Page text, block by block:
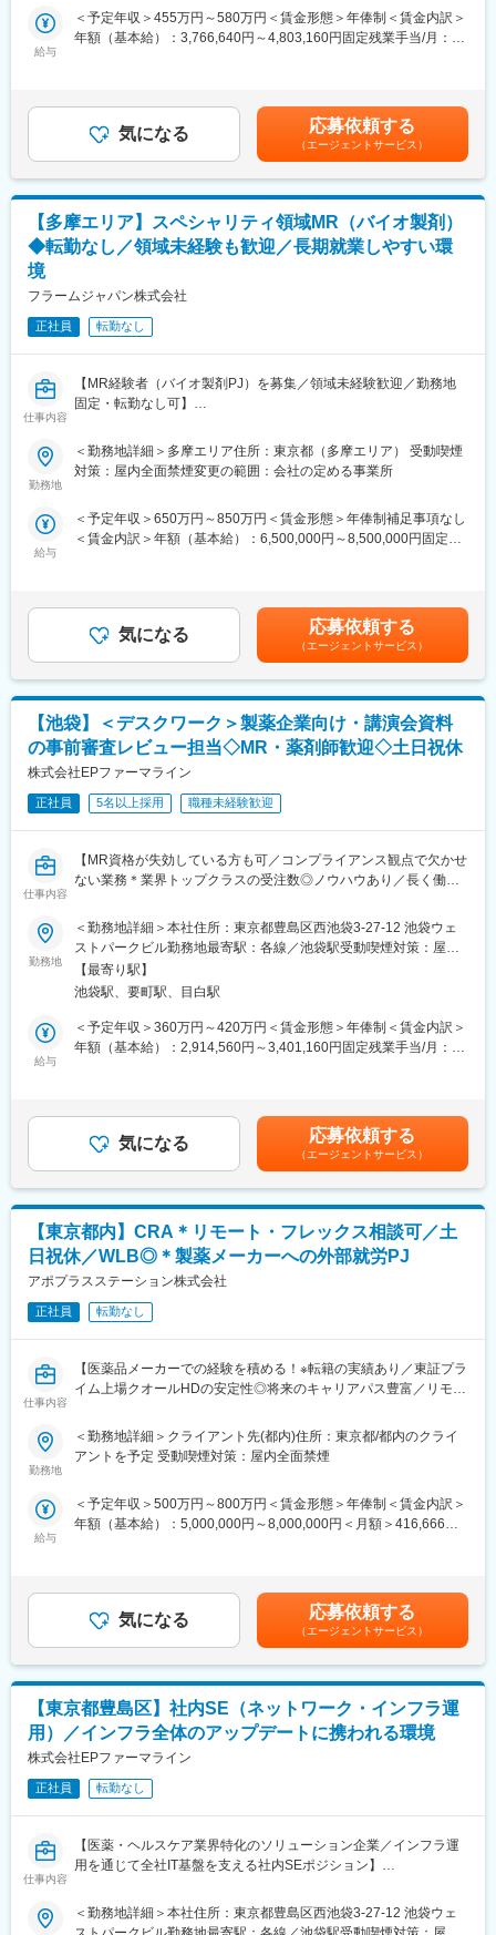
■社内認定資格制度
製薬企業での開発パイプラインの変化にともない、当社において
高く、これに応えるべく専門性の高い人財を育成するための社内
認定資格制度を設けています。現在はオンコロジー分野で「血液
がん」と「固形がん」の2つのコースが展開されています。
文書や文献、FAQを活用しながら、医薬品使用における最新情報
を回答します。
└1日あたり10～15件程度対応
└対応後、問い合わせ内容や回答内容をシステムへインプット
し、対応記録を作成
・医療機器の使用方法について
・使用期限の確認
カーの窓口を担当します。
■入社後のサポート：
・一般的な薬学知識と電話応対スキルを中心に学びます。
・薬学に関する資料の読み方や、電話の取り方、声のトーン、話
（2）製品研修
りスキルを磨いていきます。
・最初は、先輩社員が一緒に電話対応を聞いてくれるので、安心
して対応することができます。また、わからないことは、上司や
周りのメンバーが常にサポートしてくれるので、一人で抱えるこ
■働き方：
・残業5h程度
・勤務時間：17時～翌朝10時
※必ず翌日以降（最短でも翌日の17:00～）の勤務となります
・毎月15日までに希望日程を出していただき、その月の20日以降
に翌月のシフト表を配布する流れで決まります。基本的に希望を
くことが多いです。
変更の範囲：会社の定める業務
給与
＜予定年収＞455万円～580万円＜賃金形態＞年俸制＜賃金内訳＞
年額（基本給）：3,766,640円～4,803,160円固定残業手当/月：
補足＞■昇給：あり（年1回の評価制度による）■※年俸以外に決算
賞与が年１回支給あり賃金はあくまでも目安の金額であり、選考
を通じて上下する可能性があります。月給(月額)は固定手当を含め
た表記です。
気になる 応募依頼する
（エージェントサービス）
【多摩エリア】スペシャリティ領域MR（バイオ製剤）
◆転勤なし／領域未経験も歓迎／長期就業しやすい環
境
フラームジャパン株式会社
正社員 転勤なし
仕事内容
【MR経験者（バイオ製剤PJ）を募集／領域未経験歓迎／勤務地
固定・転勤なし可】
【はじめに】
今回は、希少疾患領域（バイオ製剤）を担当いただくMRを募集し
ます。
【業務内容】
MR業務全般（新薬投入時の営業サポート等）を担当します。
各製薬企業の戦略にしたがい、上記の業務に取り組み、しっかり
とクライアントとの信頼関係を築いていきます。
【CSO所属のMRとは】
医薬品・医療機器メーカーなどから依頼を受け、クライアントの
営業活動を受託する企業のことです。
正社員のMRとして働きながら、経験次第でメーカー側への転籍の
チャンスもございます◎
【魅力ポイント】
■ワークライフバランスを整えやすい環境◎：
す。また女性も多く活躍しており、産休育休取得や復帰実績も非
常に高く、ライフイベントにも理解があるため、長期就業しやす
い環境です。
■キャリアパス：
MRとしての経験を積んだ後のキャリアパスとしましては、「別の
プロジェクトに参加して、幅広く経験値を高める」「プロジェク
【研修体制】
「MR導入研修」を入社後1週間～2ヶ月間は実施します。営業ス
キルや専門知識をMR育成経験の豊富なトレーナーから学び、基礎
プログラム」を現場に配属されてからも、試験の合格までしっか
りとサポートします。
変更の範囲：会社の定める業務
勤務地
＜勤務地詳細＞多摩エリア住所：東京都（多摩エリア） 受動喫煙
対策：屋内全面禁煙変更の範囲：会社の定める事業所
給与
＜予定年収＞650万円～850万円＜賃金形態＞年俸制補足事項なし
＜賃金内訳＞年額（基本給）：6,500,000円～8,500,000円固定残
残業手当＞有＜給与補足＞※給与詳細は経験・能力・資格等を踏ま
えて同社規定により決定■昇給：年1回賃金はあくまでも目安の金
額であり、選考を通じて上下する可能性があります。月給(月額)は
固定手当を含めた表記です。
気になる 応募依頼する
（エージェントサービス）
【池袋】＜デスクワーク＞製薬企業向け・講演会資料
の事前審査レビュー担当◇MR・薬剤師歓迎◇土日祝休
株式会社EPファーマライン
正社員 5名以上採用 職種未経験歓迎
仕事内容
【MR資格が失効している方も可／コンプライアンス観点で欠かせ
ない業務＊業界トップクラスの受注数◎ノウハウあり／長く働け
■職務内容：
◎製薬会社が主催もしくは共催する、医療用医薬品に関する講演
会における演者（医師など）の発表用資料について、プロモーシ
ョンコード等の倫理規定を遵守した内容となっているか、厳正に
レビュー（＝審査）する業務です。
◎クライアントである製薬企業から依頼を受け、レビュー担当者
が第三者の立場から公平公正に審査をしていきます。
製薬会社が、自社製品のプロモーション活動（情報の提供・収
集・伝達活動すべてを含んだ総称）を行う際に、守るべき行動基
準を示したもの。
施していましたが、コンプライアンスの観点から、現在では外部
委託が主流となってきています。
当社は、スライド審査のアウトソーサー先駆者であり、業界トッ
プクラスの受注数を誇り、幅広い領域に対応しております。
す。
・残業時間：20h以内
・土日祝休み／年間休日125日
・産前産後休業取得率：100％（2024年度）
当社は、EPSグループの一員として、医薬品・医療・医療機器・
ヘルスケア業界に特化し、「DIサービス -コンタクトセンターサー
ビス-」「BPOサービス」「医療機器サポートサービス」「マルチ
えできるソリューションを開発・提供しています。
変更の範囲：会社の定める業務
勤務地
＜勤務地詳細＞本社住所：東京都豊島区西池袋3-27-12 池袋ウェ
ストパークビル勤務地最寄駅：各線／池袋駅受動喫煙対策：屋内
全面禁煙変更の範囲：会社の定める事業所
【最寄り駅】
池袋駅、要町駅、目白駅
給与
＜予定年収＞360万円～420万円＜賃金形態＞年俸制＜賃金内訳＞
年額（基本給）：2,914,560円～3,401,160円固定残業手当/月：
補足＞■昇給：能力評価年1回（目標管理制度による評価）■年間
賞与：年俸制のため支給なし■決算賞与：年1回賃金はあくまでも
目安の金額であり、選考を通じて上下する可能性があります。月
給(月額)は固定手当を含めた表記です。
気になる 応募依頼する
（エージェントサービス）
【東京都内】CRA＊リモート・フレックス相談可／土
日祝休／WLB◎＊製薬メーカーへの外部就労PJ
アポプラスステーション株式会社
正社員 転勤なし
仕事内容
【医薬品メーカーでの経験を積める！※転籍の実績あり／東証プラ
イム上場クオールHDの安定性◎将来のキャリアパス豊富／リモー
■業務内容：
臨床開発モニターとして、クライアント先にてモニター業務をお
運用するモニタリング、症例報告書チェック・回収、治験終了の
諸手続きなど臨床開発業務全般を行います。外部就労型を通じ、
製薬メーカーの就労環境におかれ、過度な残業等はありません。
ワークライフバランスに優れた労働環境をご提案出来ます。ま
た、製薬メーカー社員と同様の教育研修を受講できる機会がある
為ご自身の成長につながる環境です。（努力、成果に応じては配
属先製薬メーカーへの転籍の実例もございます）
また外部就労型だけではなく受託型もあるため、本社（アポプラ
スステーション）に戻った場合希望に応じてマネジメント業務や
スペシャリスト業務、またはキャリアチェンジでの新たな業務機
会があります。
・外資系製薬メーカー（オンコロジー、CNS、皮膚科、眼科、循
・国内製薬メーカー（オンコロジー、泌尿器、アレルギー領
域） など
東証プライム上場の大手調剤薬局チェーンを展開するクオールの
中核子会社です。CRO事業の一層の拡充を図るため、クオール
勤務地
＜勤務地詳細＞クライアント先(都内)住所：東京都/都内のクライ
アントを予定 受動喫煙対策：屋内全面禁煙
給与
＜予定年収＞500万円～800万円＜賃金形態＞年俸制＜賃金内訳＞
年額（基本給）：5,000,000円～8,000,000円＜月額＞416,666円
対象外スタッフ職で入社の場合、時間外手当は別途支給されま
す。賃金はあくまでも目安の金額であり、選考を通じて上下する
可能性があります。月給(月額)は固定手当を含めた表記です。
気になる 応募依頼する
（エージェントサービス）
【東京都豊島区】社内SE（ネットワーク・インフラ運
用）／インフラ全体のアップデートに携われる環境
株式会社EPファーマライン
正社員 転勤なし
仕事内容
【医薬・ヘルスケア業界特化のソリューション企業／インフラ運
用を通じて全社IT基盤を支える社内SEポジション】
当社本社の情報システム部門において、社内SEとしてネットワー
ク・インフラの運用管理を中心にご担当いただきます。特に医
＜勤務地詳細＞本社住所：東京都豊島区西池袋3-27-12 池袋ウェ